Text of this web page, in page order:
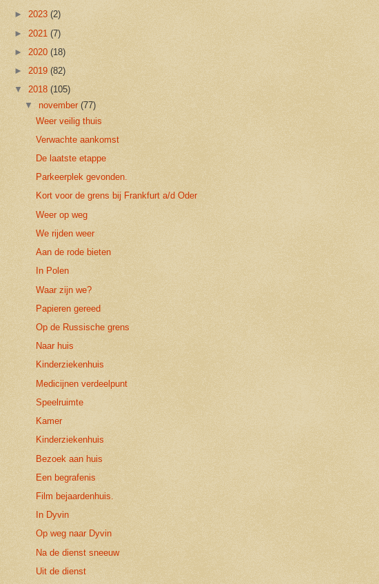
► 2023 (2)
► 2021 (7)
► 2020 (18)
► 2019 (82)
▼
2018 (105)
▼
november (77)
Weer veilig thuis
Verwachte aankomst
De laatste etappe
Parkeerplek gevonden.
Kort voor de grens bij Frankfurt a/d Oder
Weer op weg
We rijden weer
Aan de rode bieten
In Polen
Waar zijn we?
Papieren gereed
Op de Russische grens
Naar huis
Kinderziekenhuis
Medicijnen verdeelpunt
Speelruimte
Kamer
Kinderziekenhuis
Bezoek aan huis
Een begrafenis
Film bejaardenhuis.
In Dyvin
Op weg naar Dyvin
Na de dienst sneeuw
Uit de dienst